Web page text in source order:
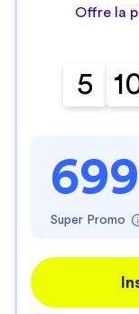
Offre la
5
Super Promo